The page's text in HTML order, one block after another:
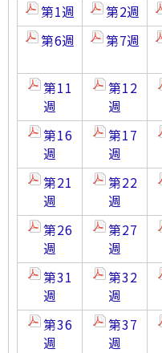
第1週 第2週
第6週
第7週
第11
週
第12
週
第16
週
第17
週
第21
週
第22
週
第26
週
第27
週
第31
週
第32
週
第36
週
第37
週